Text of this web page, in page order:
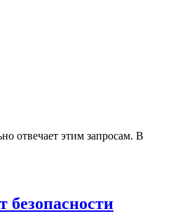
отвечает этим запросам. В